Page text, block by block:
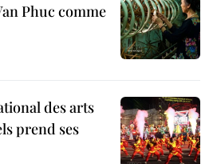
Phuc comme
des arts
prend ses